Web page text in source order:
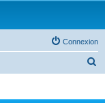
Connexion